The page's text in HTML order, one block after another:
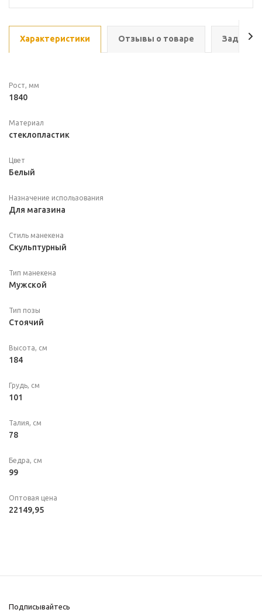
Характеристики Отзывы о товаре Задать
Рост, мм
1840
Материал
стеклопластик
Цвет
Белый
Назначение использования
Для магазина
Стиль манекена
Скульптурный
Тип манекена
Мужской
Тип позы
Стоячий
Высота, см
184
Грудь, см
101
Талия, см
78
Бедра, см
99
Оптовая цена
22149,95
Подписывайтесь